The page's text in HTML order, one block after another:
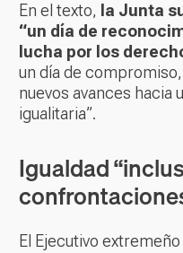
En el texto, la Junta
“un día de
lucha por los
un día de
nuevos avances hacia
igualitaria”.
Igualdad
El Ejecutivo